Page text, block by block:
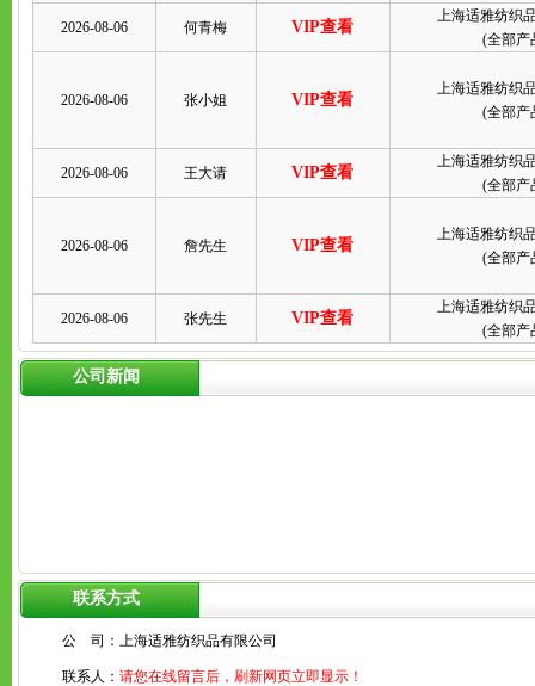
2026-08-06 何青梅 VIP查看
上海适雅纺织
(全部产
2026-08-06 张小姐 VIP查看
上海适雅纺织
(全部产
2026-08-06 王大请 VIP查看
上海适雅纺织
(全部产
2026-08-06 詹先生 VIP查看
上海适雅纺织
(全部产
2026-08-06 张先生 VIP查看
上海适雅纺织
(全部产
公司新闻
联系方式
公 司： 上海适雅纺织品有限公司
联系人： 请您在线留言后，刷新网页立即显示！